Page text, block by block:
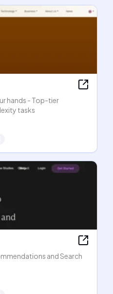
hands - Top-tier
tasks
and Search